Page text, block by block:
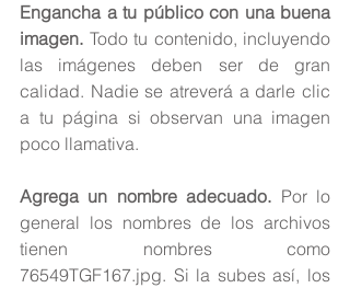
Engancha a tu público con una buena
imagen. Todo tu contenido, incluyendo
las imágenes deben ser de gran
calidad. Nadie se atreverá a darle clic
a tu página si observan una imagen
poco llamativa.
Agrega un nombre adecuado. Por lo
general los nombres de los archivos
tienen nombres como
76549TGF167.jpg. Si la subes así, los